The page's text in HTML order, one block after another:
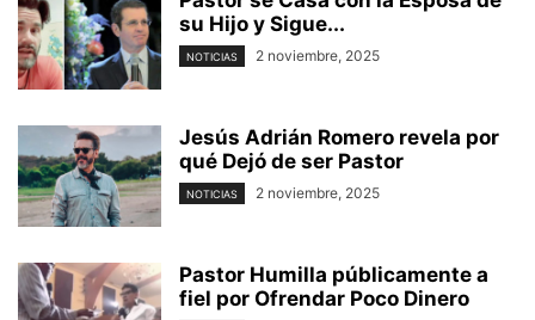
su Hijo y Sigue...
NOTICIAS 2 noviembre, 2025
Jesús Adrián Romero revela por
qué Dejó de ser Pastor
NOTICIAS 2 noviembre, 2025
Pastor Humilla públicamente a
fiel por Ofrendar Poco Dinero